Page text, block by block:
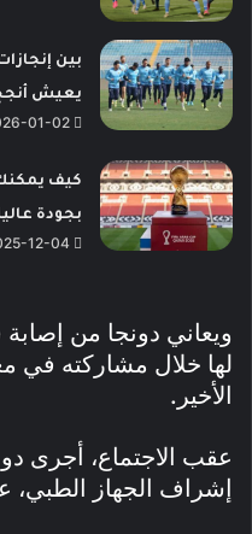
يعيش
01-02
كيف
بجودة
12-04
ويعاني دونجا من
لها خلال مشاركته في
الأخير.
عقب الاجتماع، أجرى
إشراف الجهاز